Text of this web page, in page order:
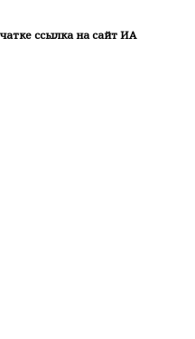
ссылка на сайт ИА